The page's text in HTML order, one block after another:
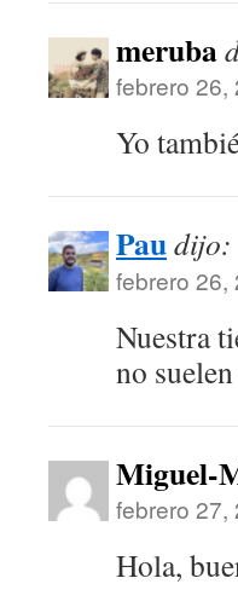
meruba
febrero 26,
Yo
Paudijo:
febrero 26,
Nuestra
no
Miguel-
febrero 27,
Hola,